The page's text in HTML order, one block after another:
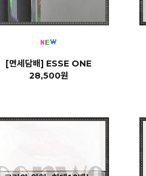
[면세담배] ESSE ONE
28,500원